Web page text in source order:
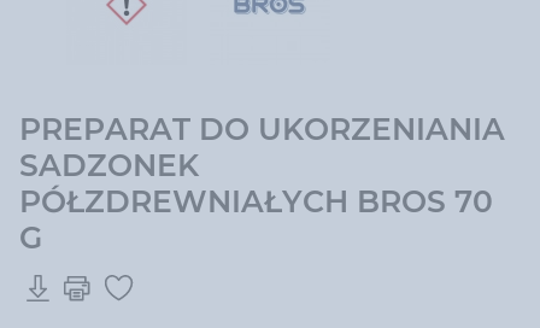
PREPARAT DO UKORZENIANIA
SADZONEK
PÓŁZDREWNIAŁYCH BROS 70
G